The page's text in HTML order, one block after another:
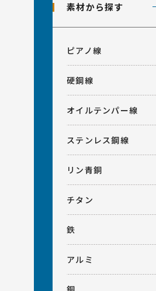
素材から探す
ピアノ線
硬鋼線
オイルテンパー線
ステンレス鋼線
リン青銅
チタン
鉄
アルミ